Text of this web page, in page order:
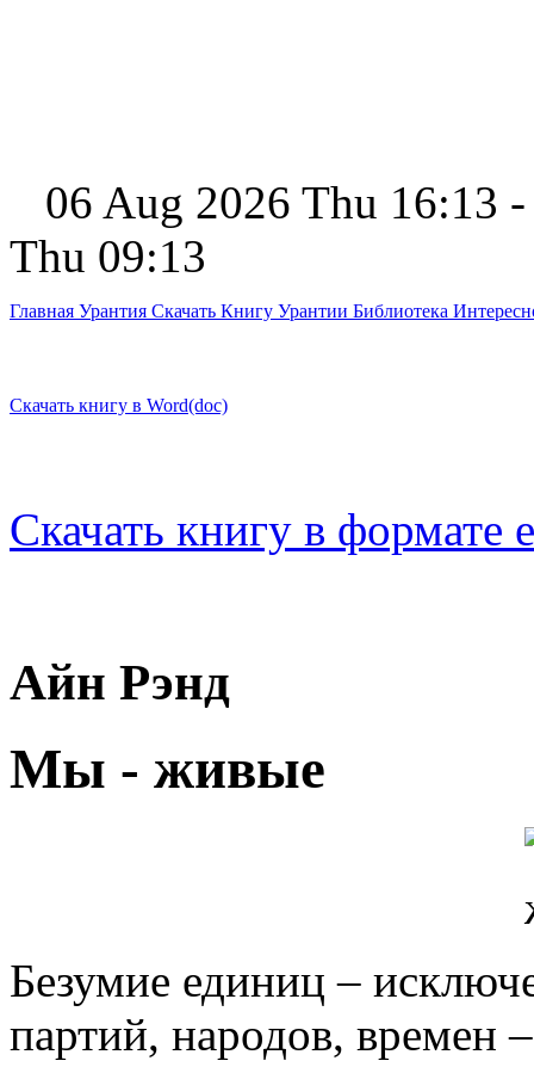
06 Aug 2026 Thu 16:13
Thu 09:13
Главная Урантия Скачать Книгу Урантии Библиотека
Скачать книгу в Word(doc)
Скачать книгу в формате
Айн Рэнд
Мы - живые
Безумие единиц –
партий, народов, времен